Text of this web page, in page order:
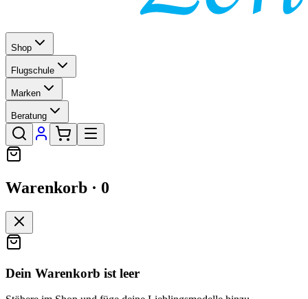
Shop
Flugschule
Marken
Beratung
Warenkorb · 0
Dein Warenkorb ist leer